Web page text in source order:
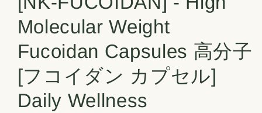
Molecular Weight
Fucoidan Capsules 高分子
[フコイダン カプセル]
Daily Wellness